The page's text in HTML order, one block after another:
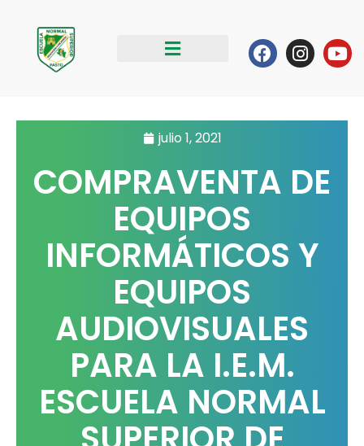
contenido
Facebook
julio 1, 2021
COMPRAVENTA DE
EQUIPOS
INFORMÁTICOS Y
EQUIPOS
AUDIOVISUALES
PARA LA I.E.M.
ESCUELA NORMAL